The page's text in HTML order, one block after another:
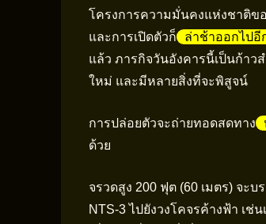
โครงการความมั่นคงแห่งชาติข
และการเปิดตัวก็
ล่าช้าออกไปอี
แล้ว ภารกิจวันอังคารนี้เป็นก้า
ใหม่ และมีหลายสิ่งที่จะพิสูจน์
การปล่อยตัวจะถ่ายทอดสดทาง
ด้วย
จรวดสูง 200 ฟุต (60 เมตร) จะ
NTS-3 ไปยังวงโคจรค้างฟ้า เช่